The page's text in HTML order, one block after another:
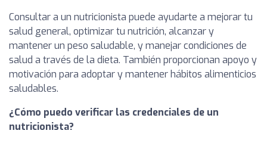
Consultar a un nutricionista puede ayudarte a mejorar tu
salud general, optimizar tu nutrición, alcanzar y
mantener un peso saludable, y manejar condiciones de
salud a través de la dieta. También proporcionan apoyo y
motivación para adoptar y mantener hábitos alimenticios
saludables.
¿Cómo puedo verificar las credenciales de un
nutricionista?